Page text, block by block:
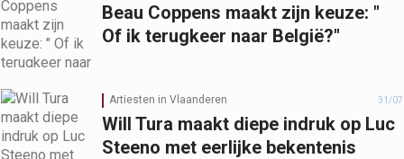
Beau Coppens maakt zijn keuze: "
Of ik terugkeer naar België?"
Artiesten in Vlaanderen 31/07
Will Tura maakt diepe indruk op Luc
Steeno met eerlijke bekentenis